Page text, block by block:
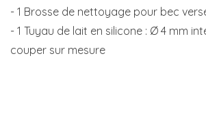
- 1 Brosse de nettoyage pour bec
- 1 Tuyau de lait en silicone : Ø 4 mm
couper sur mesure